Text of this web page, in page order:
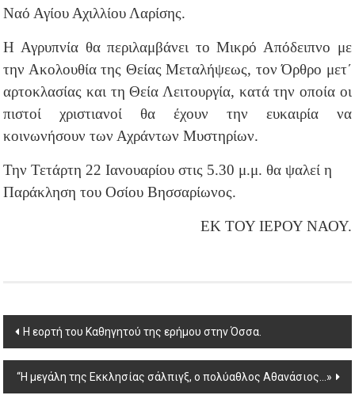
Ναό Αγίου Αχιλλίου Λαρίσης.
Η Αγρυπνία θα περιλαμβάνει το Μικρό Απόδειπνο με
την Ακολουθία της Θείας Μεταλήψεως, τον Όρθρο μετ΄
αρτοκλασίας και τη Θεία Λειτουργία, κατά την οποία οι
πιστοί χριστιανοί θα έχουν την ευκαιρία να
κοινωνήσουν των Αχράντων Μυστηρίων.
Την Τετάρτη 22 Ιανουαρίου στις 5.30 μ.μ. θα ψαλεί η
Παράκληση του Οσίου Βησσαρίωνος.
ΕΚ ΤΟΥ ΙΕΡΟΥ ΝΑΟΥ.
Post
navigation
Η εορτή του Καθηγητού της ερήμου στην Όσσα.
“Η μεγάλη της Εκκλησίας σάλπιγξ, ο πολύαθλος Αθανάσιος…»